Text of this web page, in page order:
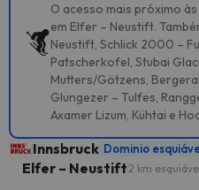
O acesso mais próximo
em Elfer – Neustift.
Neustift, Schlick 2000 –
Patscherkofel, Stubai
Mutters/Götzens,
Glungezer – Tulfes,
Axamer Lizum, Kühtai e
Innsbruck Dominio
Elfer – Neustift 2 km